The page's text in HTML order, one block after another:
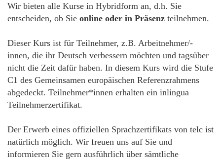
Wir bieten alle Kurse in Hybridform an, d.h. Sie
entscheiden, ob Sie online oder in Präsenz teilnehmen.
Dieser Kurs ist für Teilnehmer, z.B. Arbeitnehmer/-
innen, die ihr Deutsch verbessern möchten und tagsüber
nicht die Zeit dafür haben. In diesem Kurs wird die Stufe
C1 des Gemeinsamen europäischen Referenzrahmens
abgedeckt. Teilnehmer*innen erhalten ein inlingua
Teilnehmerzertifikat.
Der Erwerb eines offiziellen Sprachzertifikats von telc ist
natürlich möglich. Wir freuen uns auf Sie und
informieren Sie gern ausführlich über sämtliche